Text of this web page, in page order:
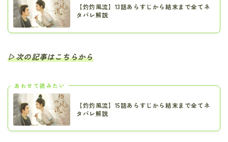
【灼灼風流】13話あらすじから結末まで全てネ
タバレ解説
▷次の記事はこちらから
あわせて読みたい
【灼灼風流】15話あらすじから結末まで全てネ
タバレ解説